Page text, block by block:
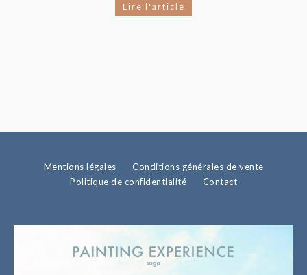
Lire l'article
Mentions légales
Conditions générales de vente
Politique de confidentialité
Contact